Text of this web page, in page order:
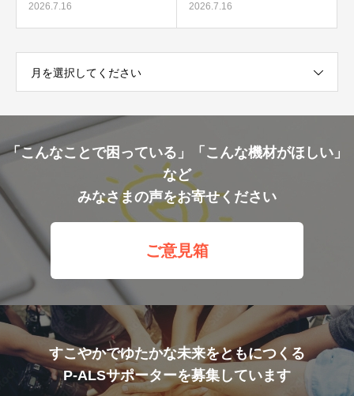
2026.7.16 2026.7.16
月を選択してください
「こんなことで困っている」「こんな機材がほしい」
など
みなさまの声をお寄せください
ご意見箱
すこやかでゆたかな未来をともにつくる
P-ALSサポーターを募集しています